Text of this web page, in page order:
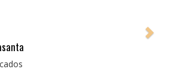
Cruz
es producto bien tratado sin